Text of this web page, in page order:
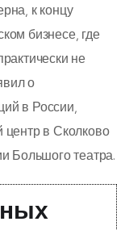
к концу
бизнесе, где
не
о
в России,
центр в Сколково
Большого театра.